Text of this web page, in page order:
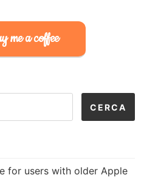
me a coffee
for users with older Apple